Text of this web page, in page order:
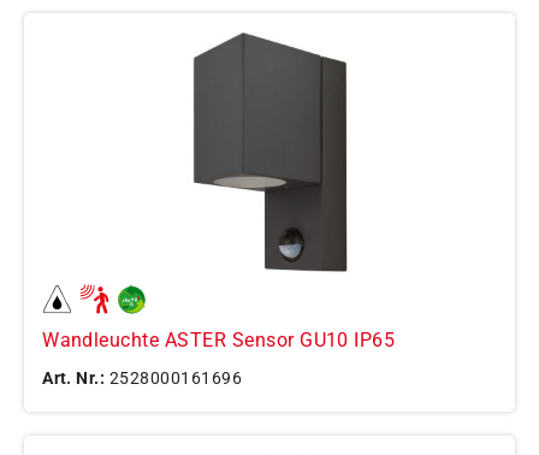
Wandleuchte ASTER Sensor GU10 IP65
Art. Nr.: 2528000161696